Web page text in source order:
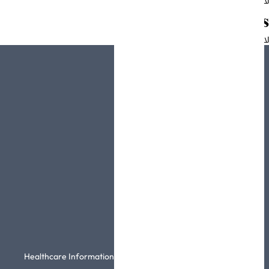
Categories
لا توجد تصنيفات
Healthcare Information and Management Systems Society |